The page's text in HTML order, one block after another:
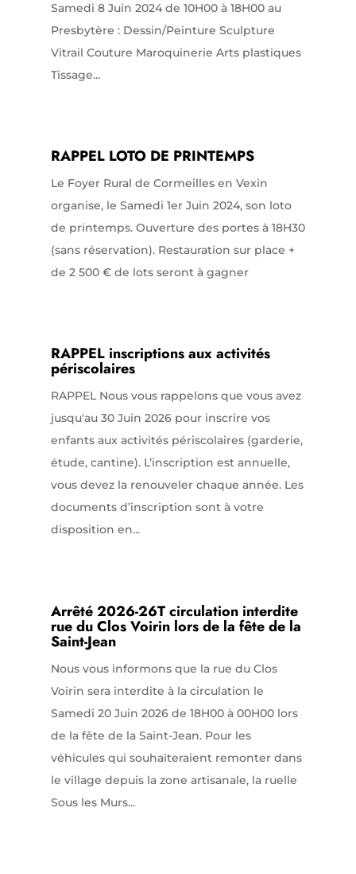
Samedi 8 Juin 2024 de 10H00 à 18H00 au
Presbytère : Dessin/Peinture Sculpture
Vitrail Couture Maroquinerie Arts plastiques
Tissage...
RAPPEL LOTO DE PRINTEMPS
Le Foyer Rural de Cormeilles en Vexin
organise, le Samedi 1er Juin 2024, son loto
de printemps. Ouverture des portes à 18H30
(sans réservation). Restauration sur place +
de 2 500 € de lots seront à gagner
RAPPEL inscriptions aux activités
périscolaires
RAPPEL Nous vous rappelons que vous avez
jusqu'au 30 Juin 2026 pour inscrire vos
enfants aux activités périscolaires (garderie,
étude, cantine). L’inscription est annuelle,
vous devez la renouveler chaque année. Les
documents d’inscription sont à votre
disposition en...
Arrêté 2026-26T circulation interdite
rue du Clos Voirin lors de la fête de la
Saint-Jean
Nous vous informons que la rue du Clos
Voirin sera interdite à la circulation le
Samedi 20 Juin 2026 de 18H00 à 00H00 lors
de la fête de la Saint-Jean. Pour les
véhicules qui souhaiteraient remonter dans
le village depuis la zone artisanale, la ruelle
Sous les Murs...